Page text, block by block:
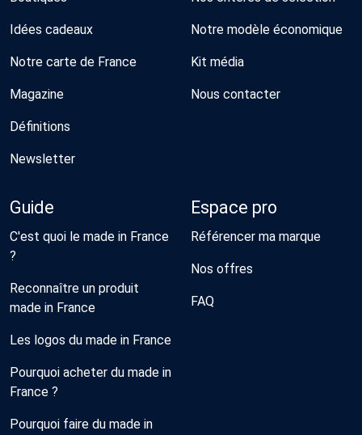
Idées cadeaux
Notre carte de France
Magazine
Définitions
Newsletter
Notre modèle économique
Kit média
Nous contacter
Guide
C'est quoi le made in France
?
Reconnaître un produit
made in France
Les logos du made in France
Pourquoi acheter du made in
France ?
Pourquoi faire du made in
Espace pro
Référencer ma marque
Nos offres
FAQ